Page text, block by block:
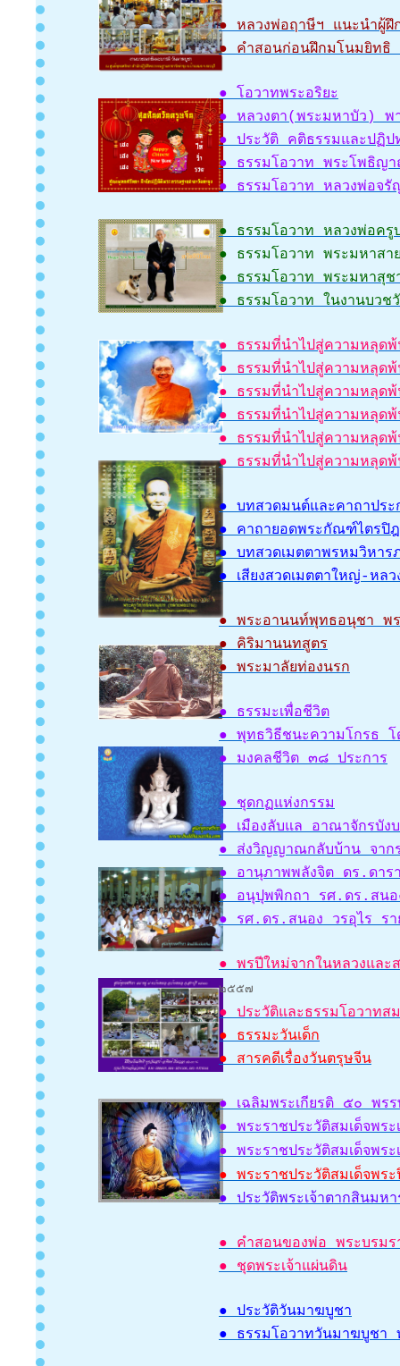
● หลวงพ่อฤาษีฯ แนะนำผู้ฝึ
● คำสอนก่อนฝึกมโนมยิทธิ
● โอวาทพระอริยะ
● หลวงตา(พระมหาบัว) พ
● ประวัติ คติธรรมและปฏิป
● ธรรมโอวาท พระโพธิญ
● ธรรมโอวาท หลวงพ่อจรั
● ธรรมโอวาท หลวงพ่อครูบ
● ธรรมโอวาท พระมหาสา
● ธรรมโอวาท พระมหาสุช
● ธรรมโอวาท ในงานบว
● ธรรมที่นำไปสู่ความหลุด
● ธรรมที่นำไปสู่ความหลุด
● ธรรมที่นำไปสู่ความหลุด
● ธรรมที่นำไปสู่ความหลุด
● ธรรมที่นำไปสู่ความหลุด
● ธรรมที่นำไปสู่ความหลุด
● บทสวดมนต์และคาถาประ
● คาถายอดพระกัณฑ์ไตรปิ
● บทสวดเมตตาพรหมวิหาร
● เสียงสวดเมตตาใหญ่-หลว
● พระอานนท์พุทธอนุชา พร
● คิริมานนทสูตร
● พระมาลัยท่องนรก
● ธรรมะเพื่อชีวิต
● พุทธวิธีชนะความโกรธ
● มงคลชีวิต ๓๘ ประการ
● ชุดกฏแห่งกรรม
● เมืองลับแล อาณาจักรบัง
● ส่งวิญญาณกลับบ้าน จาก
● อานุภาพพลังจิต ดร.ดาร
● อนุปุพพิกถา รศ.ดร.สนอ
● รศ.ดร.สนอง วรอุไร รา
● พรปีใหม่จากในหลวงและ
๒๕๕๗
● ประวัติและธรรมโอวาทส
● ธรรมะวันเด็ก
● สารคดีเรื่องวันตรุษจีน
● เฉลิมพระเกียรติ ๕๐ พรร
● พระราชประวัติสมเด็จพร
● พระราชประวัติสมเด็จพระ
● พระราชประวัติสมเด็จพร
● ประวัติพระเจ้าตากสินมห
● คำสอนของพ่อ พระบรมร
● ชุดพระเจ้าแผ่นดิน
● ประวัติวันมาฆบูชา
● ธรรมโอวาทวันมาฆบูชา